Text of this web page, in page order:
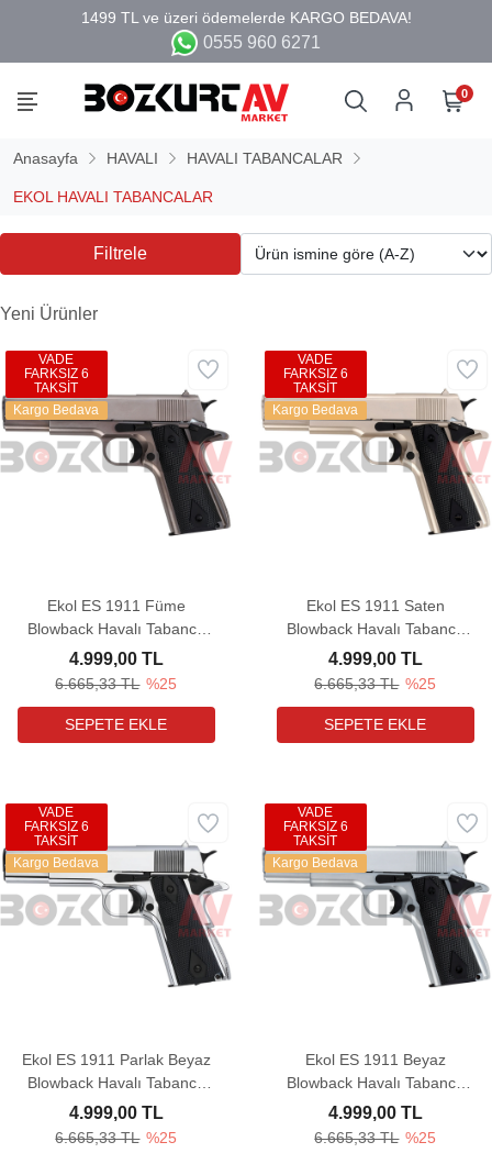
0555 960 6271
0
Anasayfa HAVALI HAVALI TABANCALAR
EKOL HAVALI TABANCALAR
Filtrele
Yeni Ürünler
Ekol ES 1911 Füme
Blowback Havalı Tabanca
(Ultimate Combo)
6.665,33 TL %25
4.999,00 TL
VADE
FARKSIZ 6
TAKSİT
Kargo Bedava
Ekol ES 1911 Saten
Blowback Havalı Tabanca
(Ultimate Combo)
6.665,33 TL %25
4.999,00 TL
VADE
FARKSIZ 6
TAKSİT
Kargo Bedava
Ekol ES 1911 Parlak Beyaz
Blowback Havalı Tabanca
(Ultimate Combo)
6.665,33 TL %25
4.999,00 TL
VADE
FARKSIZ 6
TAKSİT
Kargo Bedava
Ekol ES 1911 Beyaz
Blowback Havalı Tabanca
(Ultimate Combo)
6.665,33 TL %25
4.999,00 TL
VADE
FARKSIZ 6
TAKSİT
Kargo Bedava